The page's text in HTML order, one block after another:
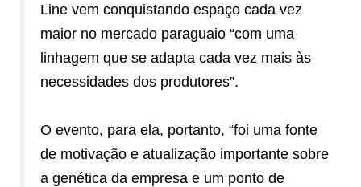
Line vem conquistando espaço cada vez
maior no mercado paraguaio “com uma
linhagem que se adapta cada vez mais às
necessidades dos produtores”.
O evento, para ela, portanto, “foi uma fonte
de motivação e atualização importante sobre
a genética da empresa e um ponto de